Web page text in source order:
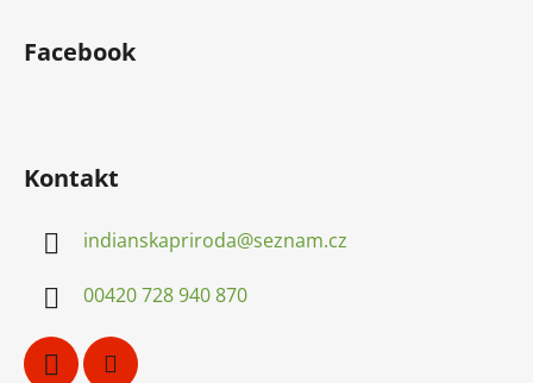
Facebook
Kontakt
indianskapriroda@seznam.cz
00420 728 940 870